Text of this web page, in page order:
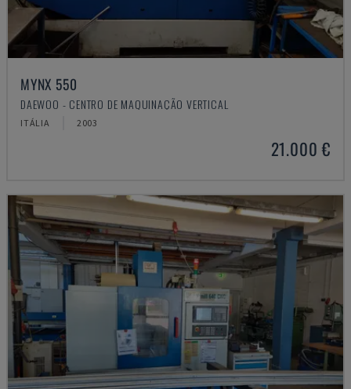
MYNX 550
DAEWOO - CENTRO DE MAQUINAÇÃO VERTICAL
ITÁLIA 2003
21.000 €